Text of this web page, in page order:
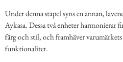
Under denna stapel syns en annan,
Aykasa. Dessa två enheter harmonierar
färg och stil, och framhäver
funktionalitet.